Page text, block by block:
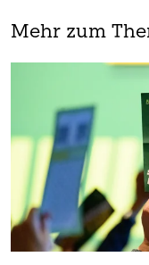
Mehr zum